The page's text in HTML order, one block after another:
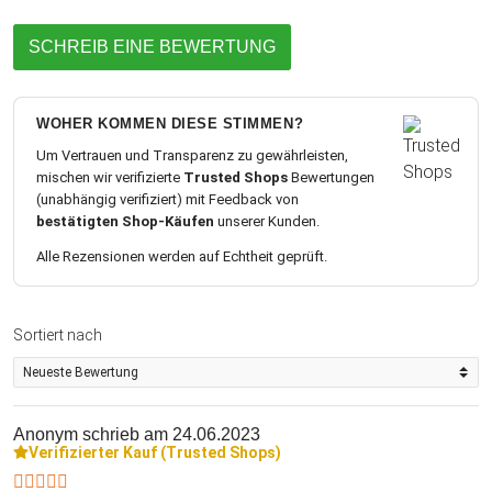
SCHREIB EINE BEWERTUNG
WOHER KOMMEN DIESE STIMMEN?
Um Vertrauen und Transparenz zu gewährleisten,
mischen wir verifizierte Trusted Shops Bewertungen
(unabhängig verifiziert) mit Feedback von
bestätigten Shop-Käufen unserer Kunden.
Alle Rezensionen werden auf Echtheit geprüft.
Sortiert nach
Anonym schrieb am 24.06.2023
Verifizierter Kauf (Trusted Shops)